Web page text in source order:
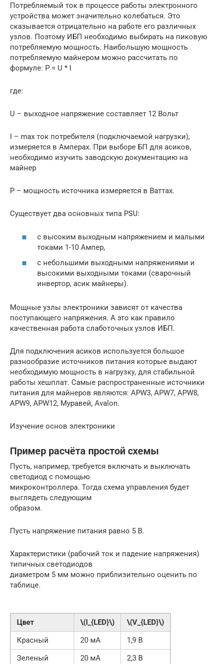
Потребляемый ток в процессе работы электронного
устройства может значительно колебаться. Это
сказывается отрицательно на работе его различных
узлов. Поэтому ИБП необходимо выбирать на пиковую
потребляемую мощность. Наибольшую мощность
потребляемую майнером можно рассчитать по
формуле: P = U * I
где:
U – выходное напряжение составляет 12 Вольт
I – max ток потребителя (подключаемой нагрузки),
измеряется в Амперах. При выборе БП для асиков,
необходимо изучить заводскую документацию на
майнер
P – мощность источника измеряется в Ваттах.
Существует два основных типа PSU:
с высоким выходным напряжением и малыми
токами 1-10 Ампер,
с небольшими выходными напряжениями и
высокими выходными токами (сварочный
инвертор, асик майнеры).
Мощные узлы электроники зависят от качества
поступающего напряжения. А это как правило
качественная работа слаботочных узлов ИБП.
Для подключения асиков используется большое
разнообразие источников питания которые выдают
необходимую мощность в нагрузку, для стабильной
работы хешплат. Самые распространенные источники
питания для майнеров являются: APW3, APW7, APW8,
APW9, APW12, Муравей, Avalon.
Изучение основ электроники
Пример расчёта простой схемы
Пусть, например, требуется включать и выключать
светодиод с помощью
микроконтроллера. Тогда схема управления будет
выглядеть следующим
образом.
Пусть напряжение питания равно 5 В.
Характеристики (рабочий ток и падение напряжения)
типичных светодиодов
диаметром 5 мм можно приблизительно оценить по
таблице.
Цвет \(I_{LED}\)
\(V_{LED}\)
Красный
20 мА
1,9 В
Зеленый
20 мА
2,3 В